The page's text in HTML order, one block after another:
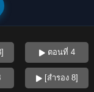
ตอนที่ 4
[สำรอง 8]